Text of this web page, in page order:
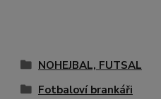
NOHEJBAL, FUTSAL
Fotbaloví brankáři